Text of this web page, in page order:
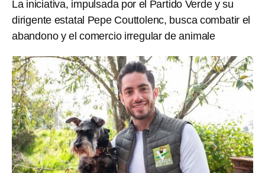
La iniciativa, impulsada por el Partido Verde y su
dirigente estatal Pepe Couttolenc, busca combatir el
abandono y el comercio irregular de animale